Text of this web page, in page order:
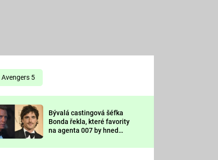
Prima LAJK
Sledujte nás
Avengers 5
Bývalá castingová šéfka
Bonda řekla, které favority
na agenta 007 by hned